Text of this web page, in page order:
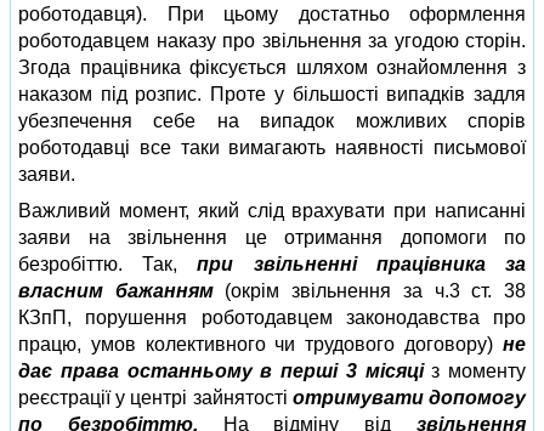
роботодавця). При цьому достатньо оформлення
роботодавцем наказу про звільнення за угодою сторін.
Згода працівника фіксується шляхом ознайомлення з
наказом під розпис. Проте у більшості випадків задля
убезпечення себе на випадок можливих спорів
роботодавці все таки вимагають наявності письмової
заяви.
Важливий момент, який слід врахувати при написанні
заяви на звільнення це отримання допомоги по
безробіттю. Так,при звільненні працівника за
власним бажанням(окрім звільнення за ч.3 ст. 38
КЗпП, порушення роботодавцем законодавства про
працю, умов колективного чи трудового договору) не
дає права останньому в перші 3 місяціз моменту
реєстрації у центрі зайнятості отримувати допомогу
по безробіттю. На відміну відзвільнення